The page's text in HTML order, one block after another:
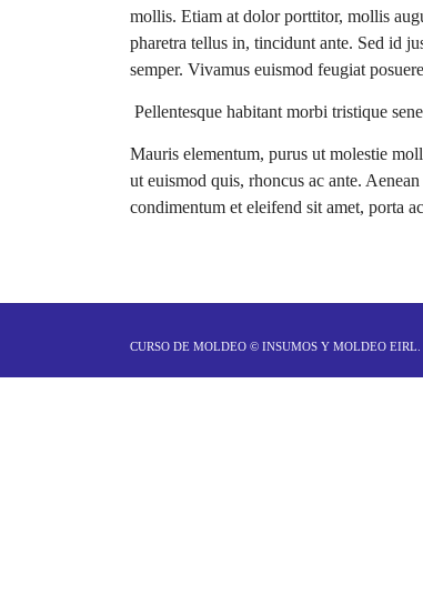
mollis. Etiam at dolor porttitor, mollis
pharetra tellus in, tincidunt ante. Sed id
semper. Vivamus euismod feugiat
Pellentesque habitant morbi tristique
Mauris elementum, purus ut molestie
ut euismod quis, rhoncus ac ante.
condimentum et eleifend sit amet, porta
CURSO DE MOLDEO © INSUMOS Y MOLDEO EIRL